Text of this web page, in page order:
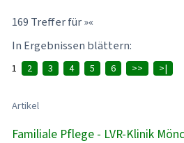
169 Treffer für »«
In Ergebnissen blättern:
1 2 3 4 5 6 >> >|
Artikel
Familiale Pflege - LVR-Klinik